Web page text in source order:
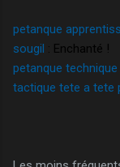
petanque
sougil : Enchanté !
petanque technique
tactique tete a tete